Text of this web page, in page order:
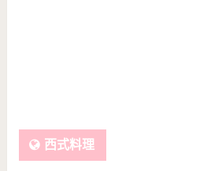
西式料理